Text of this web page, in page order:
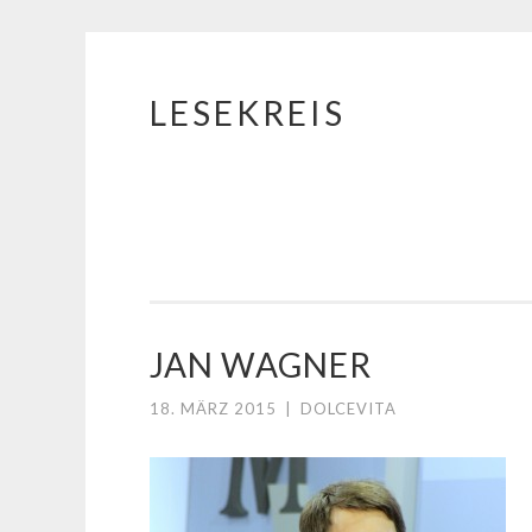
Springe
LESEKREIS
JAN WAGNER
18. MÄRZ 2015 DOLCEVITA